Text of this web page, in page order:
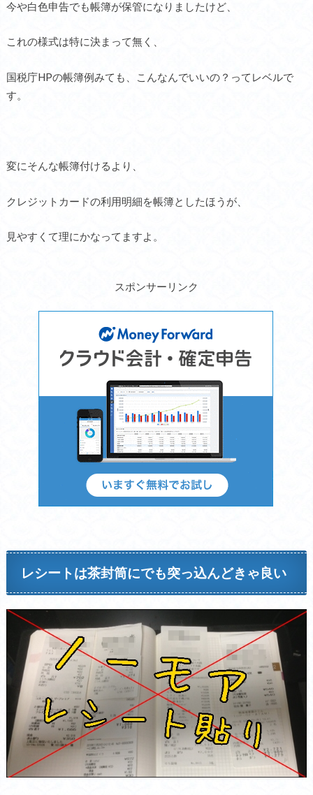
今や白色申告でも帳簿が保管になりましたけど、
これの様式は特に決まって無く、
国税庁HPの帳簿例みても、こんなんでいいの？ってレベルで
す。
変にそんな帳簿付けるより、
クレジットカードの利用明細を帳簿としたほうが、
見やすくて理にかなってますよ。
スポンサーリンク
レシートは茶封筒にでも突っ込んどきゃ良い